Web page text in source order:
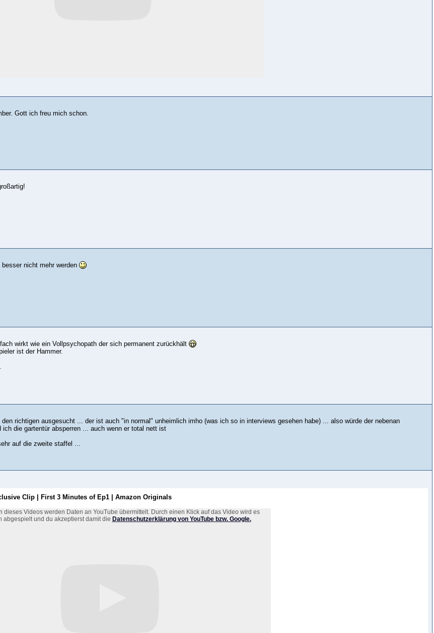
Gott ich freu mich schon.
nicht mehr werden
wirkt wie ein Vollpsychopath der sich permanent zurückhält
ist der Hammer.
richtigen ausgesucht ... der ist auch "in normal" unheimlich imho (was ich so in interviews gesehen habe) ... also würde der nebenan
ich die gartentür absperren ... auch wenn er total nett ist
auf die zweite staffel ...
Clip | First 3 Minutes of Ep1 | Amazon Originals
dieses Videos werden Daten an YouTube übermittelt. Durch einen Klick auf das Video wird es
abgespielt und du akzeptierst damit die Datenschutzerklärung von YouTube bzw. Google.